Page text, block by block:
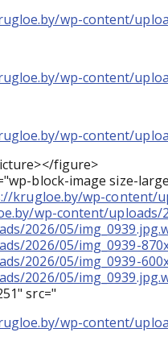
wp-content/
wp-content/
wp-content/
figure>
block-image size-
krugloe.by/wp-content/
wp-content/uploads/
2026/05/
2026/05/img_0939-
2026/05/img_0939-
2026/05/
src="
wp-content/